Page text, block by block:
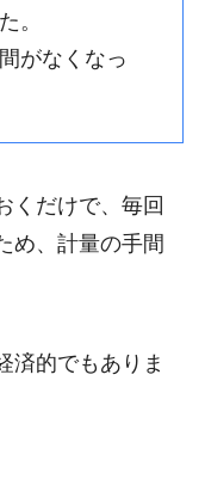
。
がなくなっ
くだけで、毎回
め、計量の手間
済的でもありま